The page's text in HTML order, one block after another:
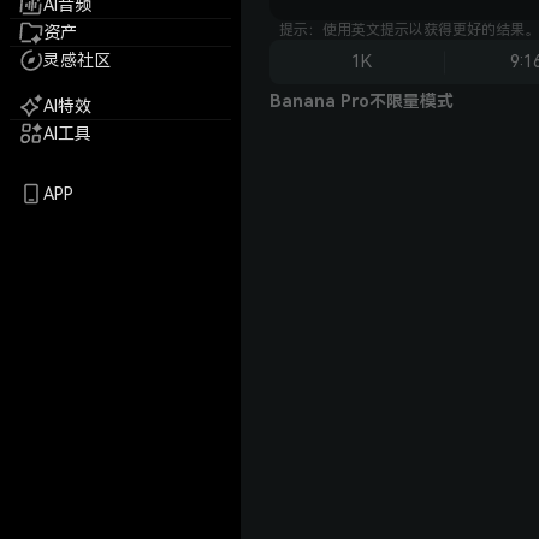
AI音频
资产
灵感社区
AI特效
AI工具
APP
提示：使用英文提示以获得更好的结果。
1K
Banana Pro不限量模式